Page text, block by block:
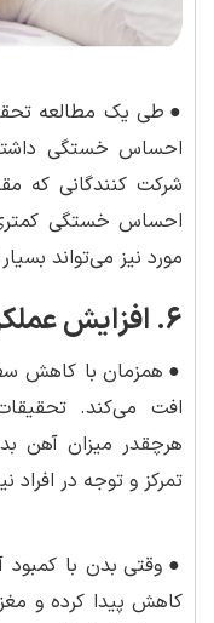
●
احساس خستگی
شرکت کنندگانی که
احساس خستگی
مورد نیز می‌تواند
۶. افزایش عملکرد شناختی
● همزمان با کاهش
افت می‌کند.
هرچقدر میزان آهن
تمرکز و توجه در
● وقتی بدن با
کاهش پیدا کرده و